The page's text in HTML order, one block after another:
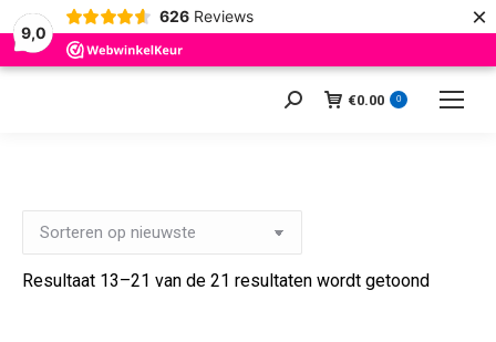
9,0
626 Reviews ×
Zoeken: €0.00 0
Resultaat 13–21 van de 21 resultaten wordt getoond